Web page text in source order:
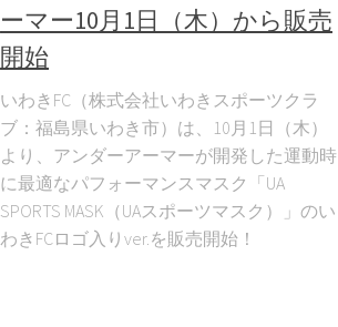
ーマー10月1日（木）から販売
開始
いわきFC（株式会社いわきスポーツクラ
ブ：福島県いわき市）は、10月1日（木）
より、アンダーアーマーが開発した運動時
に最適なパフォーマンスマスク「UA
SPORTS MASK（UAスポーツマスク）」のい
わきFCロゴ入りver.を販売開始！